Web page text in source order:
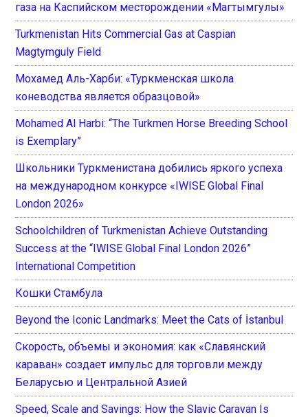
газа на Каспийском месторождении «Магтымгулы»
Turkmenistan Hits Commercial Gas at Caspian
Magtymguly Field
Мохамед Аль-Харби: «Туркменская школа
коневодства является образцовой»
Mohamed Al Harbi: “The Turkmen Horse Breeding School
is Exemplary”
Школьники Туркменистана добились яркого успеха
на международном конкурсе «IWISE Global Final
London 2026»
Schoolchildren of Turkmenistan Achieve Outstanding
Success at the “IWISE Global Final London 2026”
International Competition
Кошки Стамбула
Beyond the Iconic Landmarks: Meet the Cats of İstanbul
Скорость, объемы и экономия: как «Славянский
караван» создает импульс для торговли между
Беларусью и Центральной Азией
Speed, Scale and Savings: How the Slavic Caravan Is